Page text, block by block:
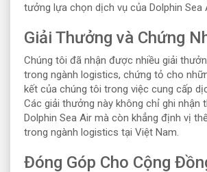
tưởng lựa chọn dịch vụ của Dolphin Sea
Giải Thưởng và Chứng
Chúng tôi đã nhận được nhiều giải
trong ngành logistics, chứng tỏ cho
kết của chúng tôi trong việc cung cấp
Các giải thưởng này không chỉ ghi nhận
Dolphin Sea Air mà còn khẳng định vị
trong ngành logistics tại Việt Nam.
Đóng Góp Cho Cộng